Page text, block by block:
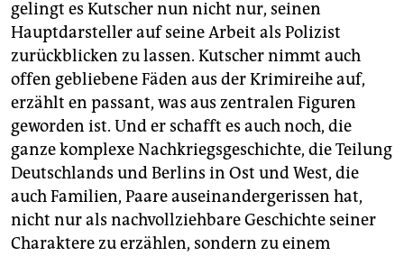
gelingt es Kutscher nun nicht nur, seinen
Hauptdarsteller auf seine Arbeit als Polizist
zurückblicken zu lassen. Kutscher nimmt auch
offen gebliebene Fäden aus der Krimireihe auf,
erzählt en passant, was aus zentralen Figuren
geworden ist. Und er schafft es auch noch, die
ganze komplexe Nachkriegsgeschichte, die Teilung
Deutschlands und Berlins in Ost und West, die
auch Familien, Paare auseinandergerissen hat,
nicht nur als nachvollziehbare Geschichte seiner
Charaktere zu erzählen, sondern zu einem